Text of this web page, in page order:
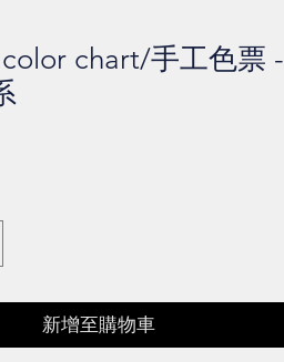
chart/手工色票 -
新增至購物車